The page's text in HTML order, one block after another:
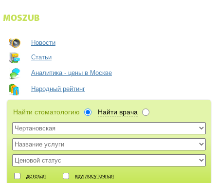
Новости
Статьи
Аналитика - цены в Москве
Народный рейтинг
Найти стоматологию Найти врача
детская круглосуточная